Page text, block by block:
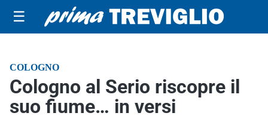
☰
COLOGNO
Cologno al Serio riscopre il
suo fiume… in versi